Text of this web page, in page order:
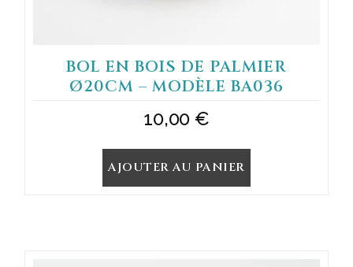
BOL EN BOIS DE PALMIER
Ø20CM – MODÈLE BA036
10,00 €
AJOUTER AU PANIER